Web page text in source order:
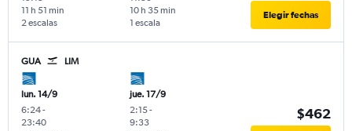
2 escalas
11 h 51 min
1 escala
10 h 35 min Elegir fechas
GUA LIM
lun. 14/9
6:24-
23:40
jue. 17/9
2:15-
9:33
$462